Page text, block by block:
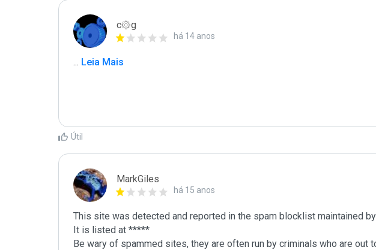
c۞g
há 14 anos
... Leia Mais
Útil
MarkGiles
há 15 anos
This site was detected and reported in the spam blocklist maintained
It is listed at *****
Be wary of spammed sites, they are often run by criminals who are out